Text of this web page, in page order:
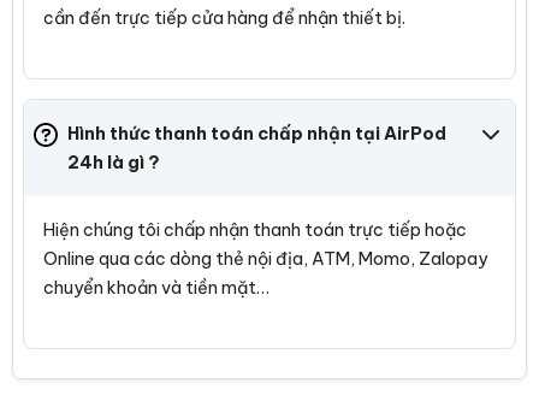
cần đến trực tiếp cửa hàng để nhận thiết bị.
Hình thức thanh toán chấp nhận tại AirPod
24h là gì ?
Hiện chúng tôi chấp nhận thanh toán trực tiếp hoặc
Online qua các dòng thẻ nội địa, ATM, Momo, Zalopay
chuyển khoản và tiền mặt…